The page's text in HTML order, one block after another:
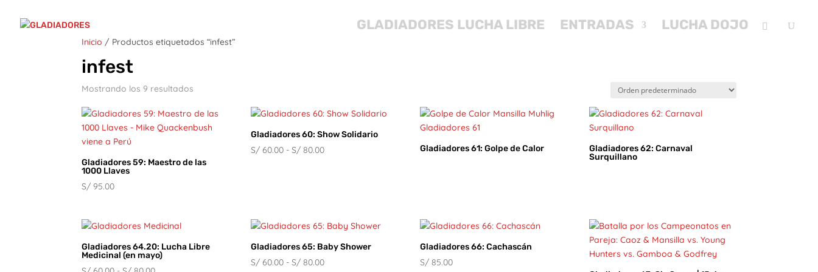
GLADIADORES LUCHA LIBRE ENTRADAS LUCHA DOJO
Inicio / Productos etiquetados “infest”
infest
Mostrando los 9 resultados
Gladiadores 59: Maestro de las
1000 Llaves
S/ 95.00
Gladiadores 60: Show Solidario
S/ 60.00 - S/ 80.00Rango
S/ 80.00
Gladiadores 61: Golpe de Calor
Gladiadores 62: Carnaval
Surquillano
Gladiadores 64.20: Lucha Libre
Medicinal (en mayo)
Gladiadores 65: Baby Shower
S/ 60.00 - S/ 80.00Rango
Gladiadores 66: Cachascán
S/ 85.00